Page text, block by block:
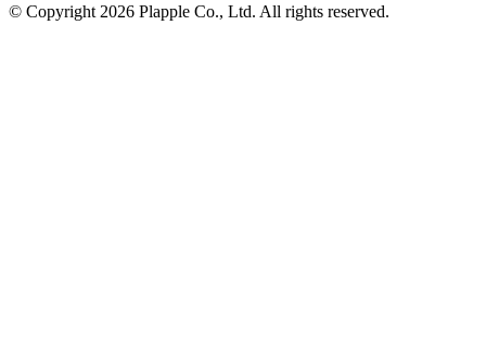
© Copyright 2026 Plapple Co., Ltd. All rights reserved.